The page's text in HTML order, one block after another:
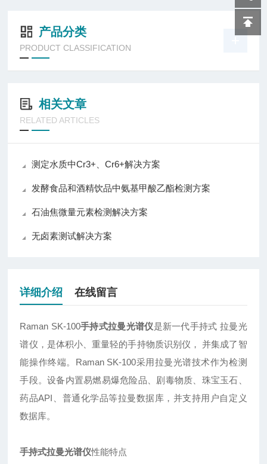
产品分类
PRODUCT CLASSIFICATION
相关文章
RELATED ARTICLES
测定水质中Cr3+、Cr6+解决方案
发酵食品和酒精饮品中氨基甲酸乙酯检测方案
石油焦微量元素检测解决方案
无卤素测试解决方案
详细介绍 在线留言
Raman SK-100手持式拉曼光谱仪是新一代手持式 拉曼光
谱仪，是体积小、重量轻的手持物质识别仪， 并集成了智
能操作终端。Raman SK-100采用拉曼光谱技术作为检测
手段。设备内置易燃易爆危险品、剧毒物质、珠宝玉石、
药品API、普通化学品等拉曼数据库，并支持用户自定义
数据库。
手持式拉曼光谱仪性能特点